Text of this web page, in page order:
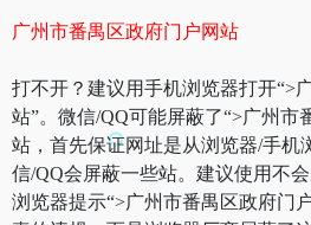
广州市番禺区政府门户网站
打不开？建议用手机浏览器打开“>
站”。微信/QQ可能屏蔽了“>广州市
站，首先保证网址是从浏览器/手机
信/QQ会屏蔽一些站。建议使用不
浏览器提示“>广州市番禺区政府门